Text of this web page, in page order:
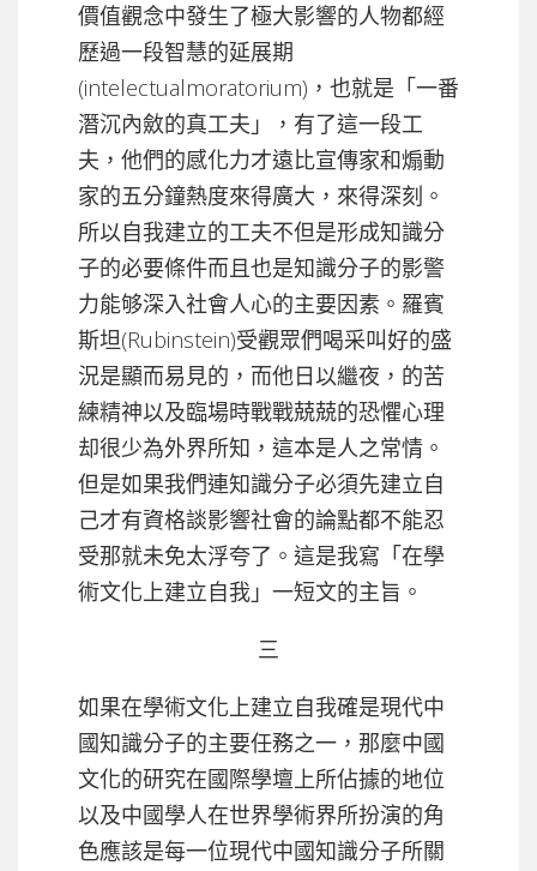
價值觀念中發生了極大影響的人物都經
歷過一段智慧的延展期
(intelectualmoratorium)，也就是「一番
潛沉內斂的真工夫」，有了這一段工
夫，他們的感化力才遠比宣傳家和煽動
家的五分鐘熱度來得廣大，來得深刻。
所以自我建立的工夫不但是形成知識分
子的必要條件而且也是知識分子的影警
力能够深入社會人心的主要因素。羅賓
斯坦(Rubinstein)受觀眾們喝采叫好的盛
況是顯而易見的，而他日以繼夜，的苦
練精神以及臨場時戰戰兢兢的恐懼心理
却很少為外界所知，這本是人之常情。
但是如果我們連知識分子必須先建立自
己才有資格談影響社會的論點都不能忍
受那就未免太浮夸了。這是我寫「在學
術文化上建立自我」一短文的主旨。
三
如果在學術文化上建立自我確是現代中
國知識分子的主要任務之一，那麼中國
文化的研究在國際學壇上所佔據的地位
以及中國學人在世界學術界所扮演的角
色應該是每一位現代中國知識分子所關